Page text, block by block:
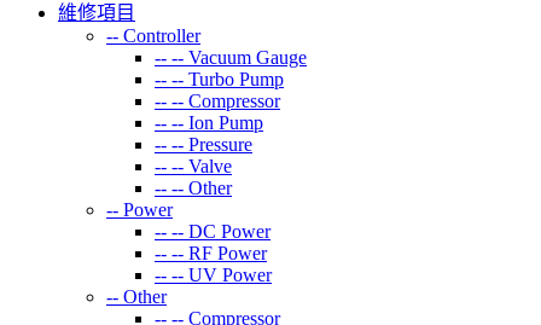
維修項目
-- Controller
-- -- Vacuum Gauge
-- -- Turbo Pump
-- -- Compressor
-- -- Ion Pump
-- -- Pressure
-- -- Valve
-- -- Other
-- Power
-- -- DC Power
-- -- RF Power
-- -- UV Power
-- Other
-- -- Compressor